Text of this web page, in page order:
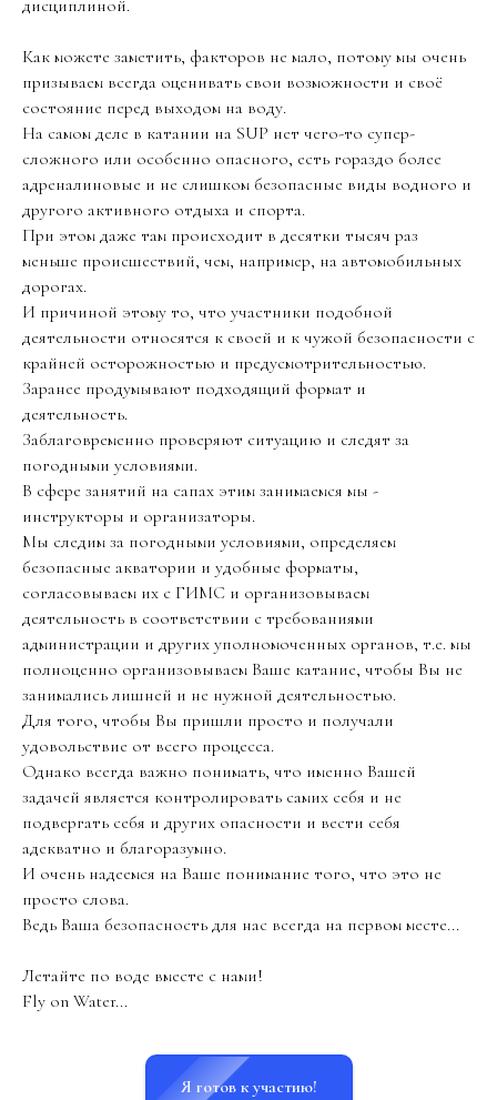
дисциплиной.
Как можете заметить, факторов не мало, потому мы очень
призываем всегда оценивать свои возможности и своё
состояние перед выходом на воду.
На самом деле в катании на SUP нет чего-то супер-
сложного или особенно опасного, есть гораздо более
адреналиновые и не слишком безопасные виды водного и
другого активного отдыха и спорта.
При этом даже там происходит в десятки тысяч раз
меньше происшествий, чем, например, на автомобильных
дорогах.
И причиной этому то, что участники подобной
деятельности относятся к своей и к чужой безопасности с
крайней осторожностью и предусмотрительностью.
Заранее продумывают подходящий формат и
деятельность.
Заблаговременно проверяют ситуацию и следят за
погодными условиями.
В сфере занятий на сапах этим занимаемся мы -
инструкторы и организаторы.
Мы следим за погодными условиями, определяем
безопасные акватории и удобные форматы,
согласовываем их с ГИМС и организовываем
деятельность в соответствии с требованиями
администрации и других уполномоченных органов, т.е. мы
полноценно организовываем Ваше катание, чтобы Вы не
занимались лишней и не нужной деятельностью.
Для того, чтобы Вы пришли просто и получали
удовольствие от всего процесса.
Однако всегда важно понимать, что именно Вашей
задачей является контролировать самих себя и не
подвергать себя и других опасности и вести себя
адекватно и благоразумно.
И очень надеемся на Ваше понимание того, что это не
просто слова.
Ведь Ваша безопасность для нас всегда на первом месте...
Летайте по воде вместе с нами!
Fly on Water...
Я готов к участию!